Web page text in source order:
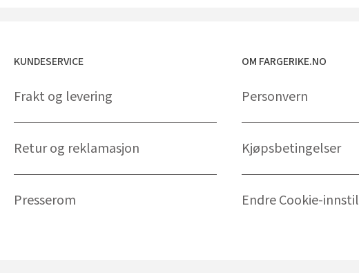
KUNDESERVICE
Frakt og levering
Retur og reklamasjon
Presserom
OM FARGERIKE.NO
Personvern
Kjøpsbetingelser
Endre Cookie-